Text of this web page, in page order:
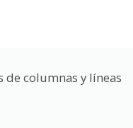
de columnas y líneas